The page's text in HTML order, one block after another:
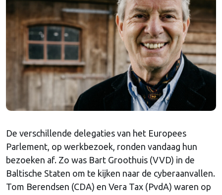
De verschillende delegaties van het Europees
Parlement, op werkbezoek, ronden vandaag hun
bezoeken af. Zo was Bart Groothuis (VVD) in de
Baltische Staten om te kijken naar de cyberaanvallen.
Tom Berendsen (CDA) en Vera Tax (PvdA) waren op